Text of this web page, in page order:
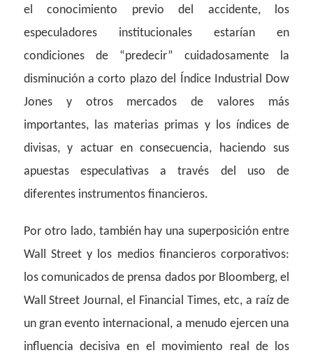
el conocimiento previo del accidente, los
especuladores institucionales estarían en
condiciones de “predecir” cuidadosamente la
disminución a corto plazo del Índice Industrial Dow
Jones y otros mercados de valores más
importantes, las materias primas y los índices de
divisas, y actuar en consecuencia, haciendo sus
apuestas especulativas a través del uso de
diferentes instrumentos financieros.
Por otro lado, también hay una superposición entre
Wall Street y los medios financieros corporativos:
los comunicados de prensa dados por Bloomberg, el
Wall Street Journal, el Financial Times, etc, a raíz de
un gran evento internacional, a menudo ejercen una
influencia decisiva en el movimiento real de los